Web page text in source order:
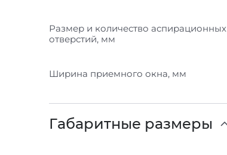
Размер и количество аспирационных
отверстий, мм
Ширина приемного окна, мм
Габаритные размеры